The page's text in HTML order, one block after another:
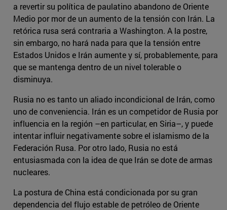
a revertir su política de paulatino abandono de Oriente
Medio por mor de un aumento de la tensión con Irán. La
retórica rusa será contraria a Washington. A la postre,
sin embargo, no hará nada para que la tensión entre
Estados Unidos e Irán aumente y sí, probablemente, para
que se mantenga dentro de un nivel tolerable o
disminuya.
Rusia no es tanto un aliado incondicional de Irán, como
uno de conveniencia. Irán es un competidor de Rusia por
influencia en la región –en particular, en Siria–, y puede
intentar influir negativamente sobre el islamismo de la
Federación Rusa. Por otro lado, Rusia no está
entusiasmada con la idea de que Irán se dote de armas
nucleares.
La postura de China está condicionada por su gran
dependencia del flujo estable de petróleo de Oriente